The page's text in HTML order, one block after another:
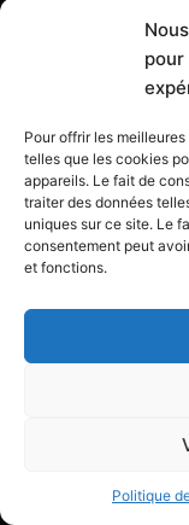
Pour offrir les
telles que les cookies
appareils. Le fait de
traiter des données
uniques sur ce site. Le
consentement peut
et fonctions.
Politique
A
Nos
Notre Blog
Liens